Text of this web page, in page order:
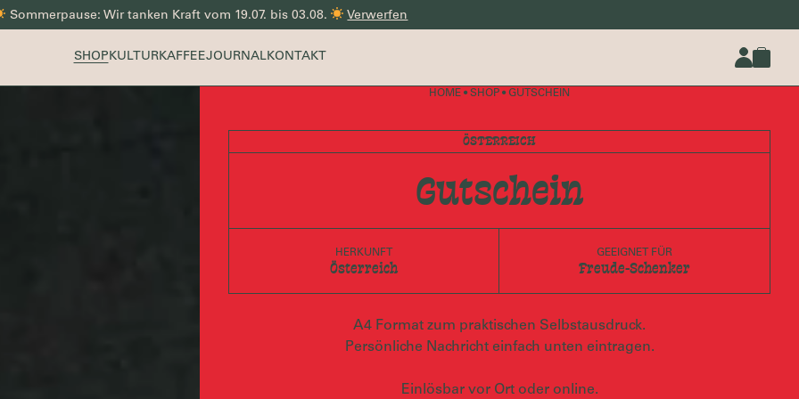
Sommerpause: Wir tanken Kraft vom 19.07. bis 03.08. Verwerfen
SHOPKULTURKAFFEEJOURNALKONTAKT
HOME •SHOP •GUTSCHEIN
ÖSTERREICH
Gutschein
HERKUNFT
Österreich
GEEIGNET FÜR
Freude-Schenker
A4 Format zum praktischen Selbstausdruck.
Persönliche Nachricht einfach unten eintragen.
Einlösbar vor Ort oder online.